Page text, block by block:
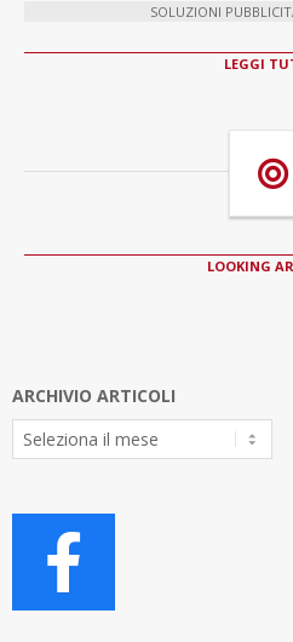
SOLUZIONI
LEGGI
LOOKING
ARCHIVIO ARTICOLI
Archivio
Articoli